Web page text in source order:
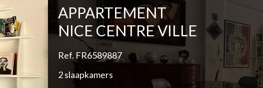
APPARTEMENT
NICE CENTRE VILLE
Ref. FR6589887
2 slaapkamers